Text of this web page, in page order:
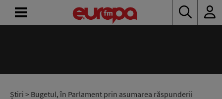
Știri > Bugetul, în Parlament prin asumarea răspunderii
RADIO